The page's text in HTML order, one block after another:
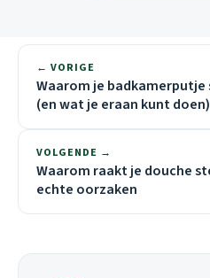
← VORIGE
Waarom je
(en wat je eraan kunt doen)
VOLGENDE →
Waarom raakt je douche
echte oorzaken